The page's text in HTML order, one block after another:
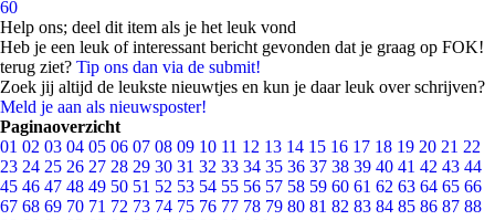
60
Help ons; deel dit item als je het leuk vond
Heb je een leuk of interessant bericht gevonden dat je graag op FOK!
terug ziet? Tip ons dan via de submit!
Zoek jij altijd de leukste nieuwtjes en kun je daar leuk over schrijven?
Meld je aan als nieuwsposter!
Paginaoverzicht
01 02 03 04 05 06 07 08 09 10 11 12 13 14 15 16 17 18 19 20 21 22
23 24 25 26 27 28 29 30 31 32 33 34 35 36 37 38 39 40 41 42 43 44
45 46 47 48 49 50 51 52 53 54 55 56 57 58 59 60 61 62 63 64 65 66
67 68 69 70 71 72 73 74 75 76 77 78 79 80 81 82 83 84 85 86 87 88